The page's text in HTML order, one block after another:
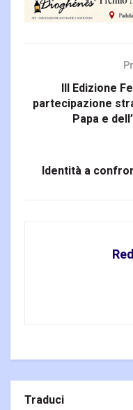
III Edizione
partecipazione
Papa e
Identità a
Traduci